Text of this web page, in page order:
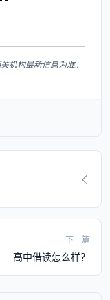
机构最新信息为准。
下一篇
高中借读怎么样？